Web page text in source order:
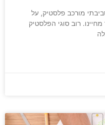
מורכב פלסטיק, על
רוב סוגי הפלסטיק